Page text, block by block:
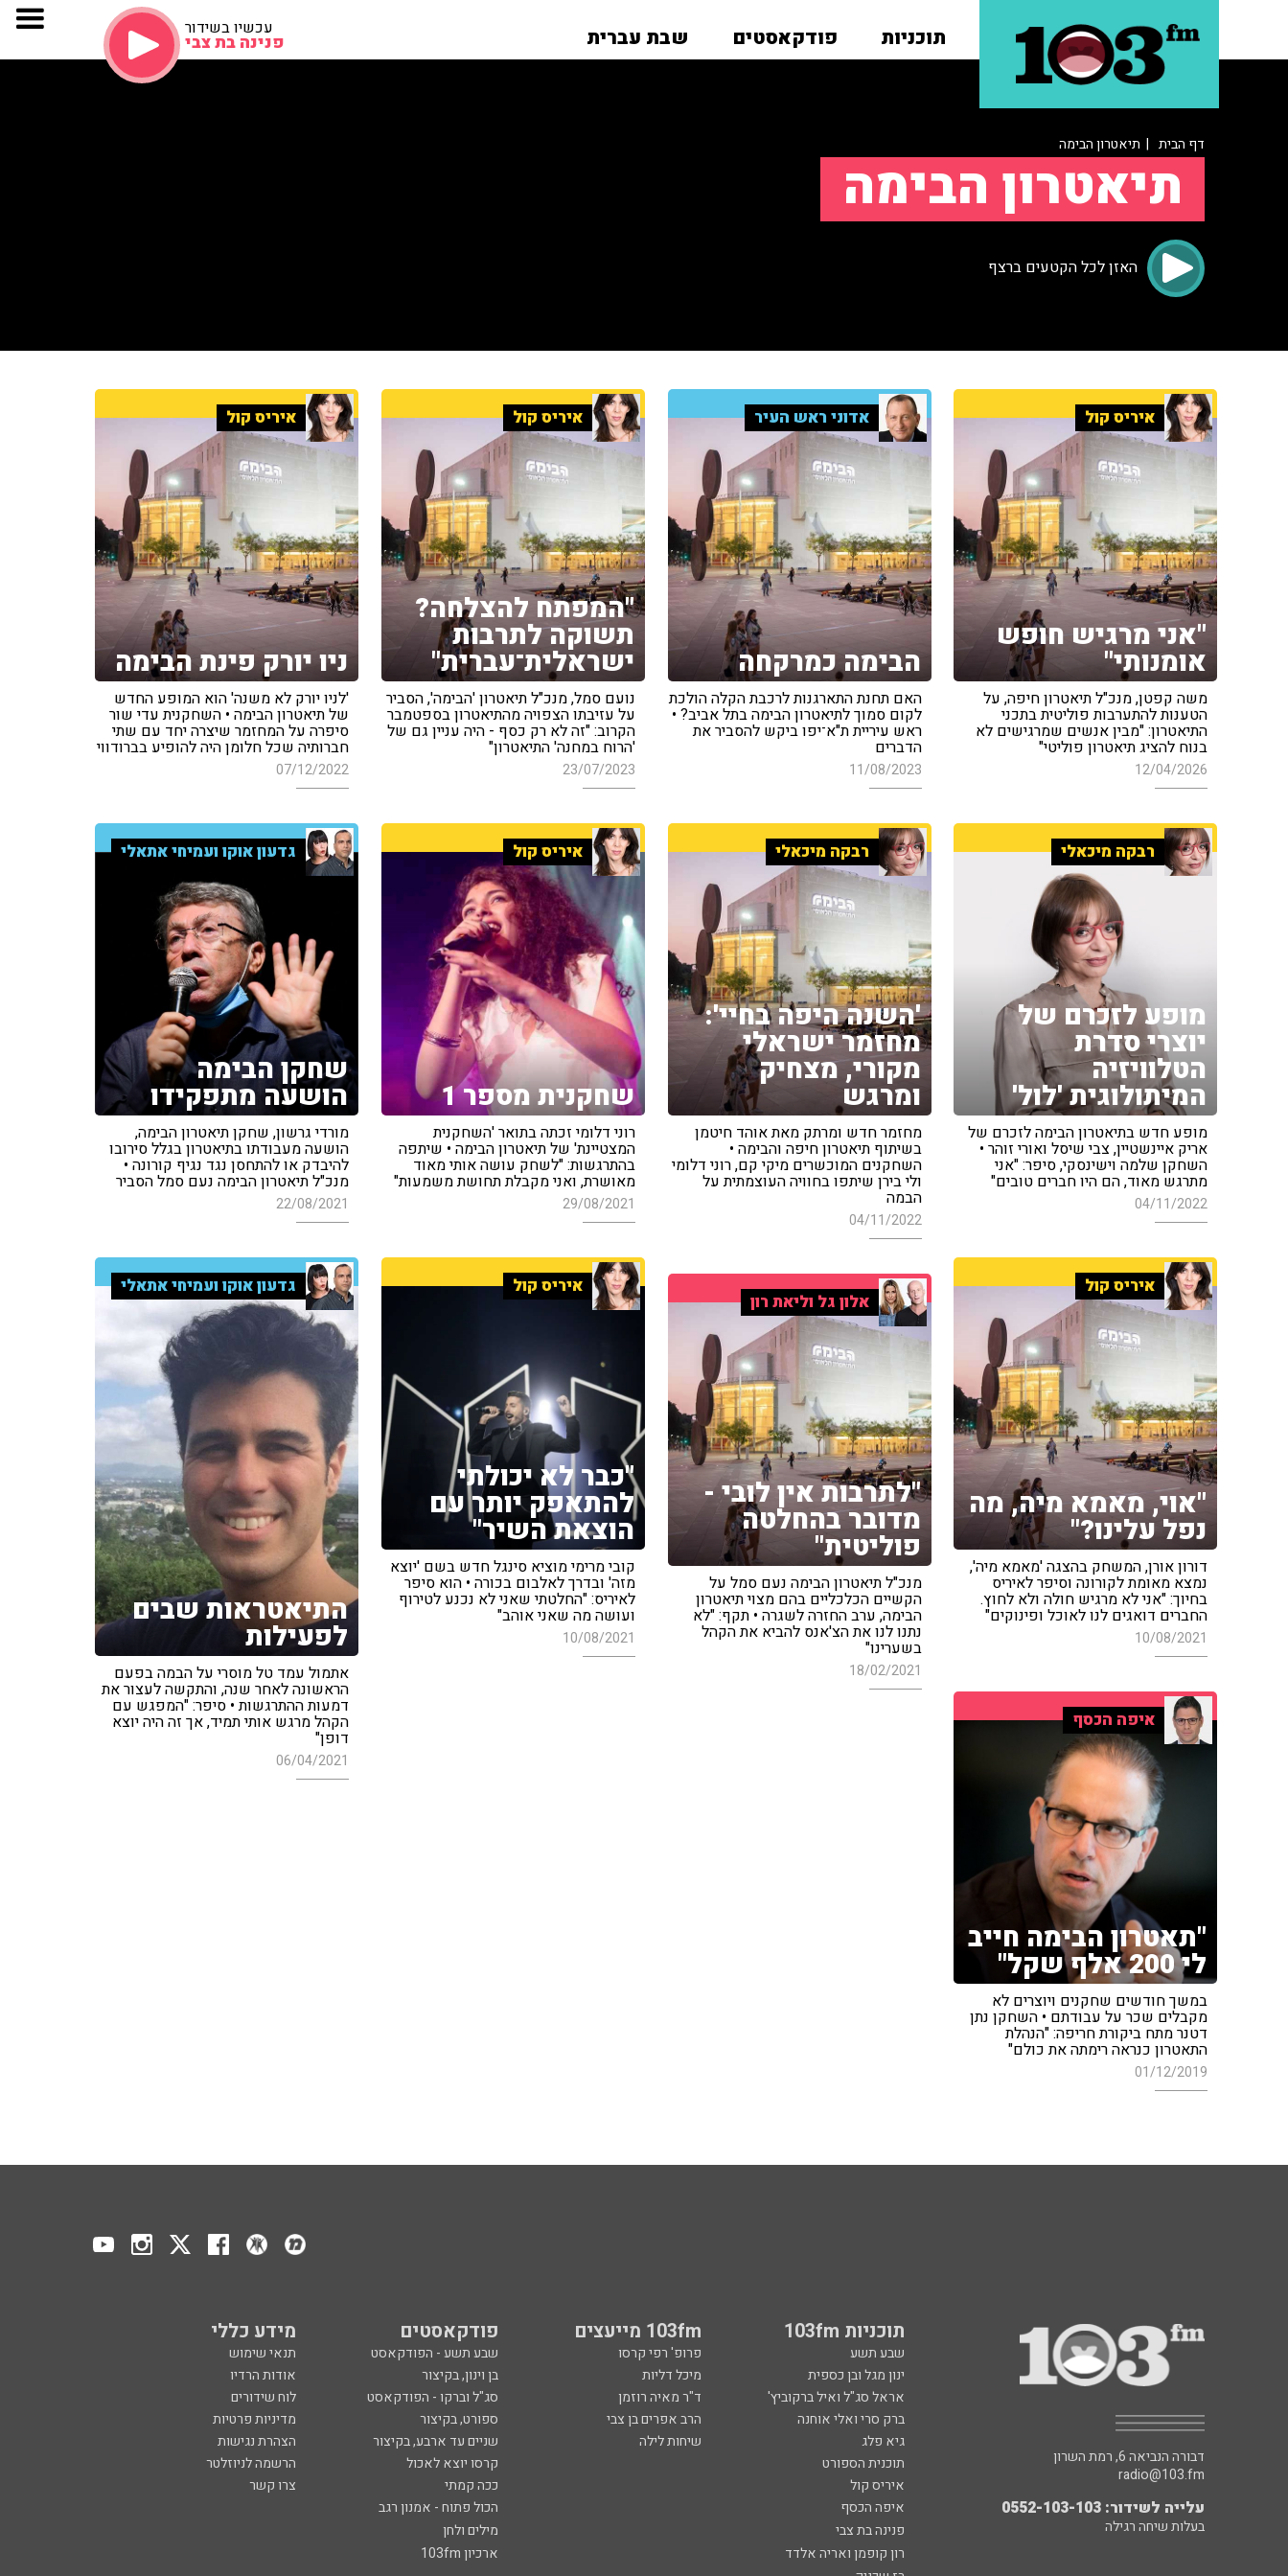
תוכניות פודקאסטים שבת עברית עכשיו בשידור
פנינה בת צבי
דף הבית | תיאטרון הבימה
תיאטרון הבימה
האזן לכל הקטעים ברצף
איריס קול
"אני מרגיש חופש
אומנותי"
משה קפטן, מנכ"ל תיאטרון חיפה, על
הטענות להתערבות פוליטית בתכני
התיאטרון: "מבין אנשים שמרגישים לא
בנוח להציג תיאטרון פוליטי"
12/04/2026
אדוני ראש העיר
הבימה כמרקחה
האם תחנת התארגנות לרכבת הקלה הולכת
לקום סמוך לתיאטרון הבימה בתל אביב? •
ראש עיריית ת"א־יפו ביקש להסביר את
הדברים
11/08/2023
איריס קול
"המפתח להצלחה?
תשוקה לתרבות
ישראלית־עברית"
נועם סמל, מנכ"ל תיאטרון 'הבימה', הסביר
על עזיבתו הצפויה מהתיאטרון בספטמבר
הקרוב: "זה לא רק כסף - היה עניין גם של
'הרוח במחנה' התיאטרון"
23/07/2023
איריס קול
ניו יורק פינת הבימה
'לניו יורק לא משנה' הוא המופע החדש
של תיאטרון הבימה • השחקנית עדי שור
סיפרה על המחזמר שיצרה יחד עם שתי
חברותיה שכל חלומן היה להופיע בברודווי
07/12/2022
רבקה מיכאלי
מופע לזכרם של
יוצרי סדרת
הטלוויזיה
המיתולוגית 'לול'
מופע חדש בתיאטרון הבימה לזכרם של
אריק איינשטיין, צבי שיסל ואורי זוהר •
השחקן שלמה וישינסקי, סיפר: "אני
מתרגש מאוד, הם היו חברים טובים"
04/11/2022
רבקה מיכאלי
'השנה היפה בחיי':
מחזמר ישראלי
מקורי, מצחיק
ומרגש
מחזמר חדש ומרתק מאת אוהד חיטמן
בשיתוף תיאטרון חיפה והבימה •
השחקנים המוכשרים מיקי קם, רוני דלומי
ולי בירן שיתפו בחוויה העוצמתית על
הבמה
04/11/2022
איריס קול
שחקנית מספר 1
רוני דלומי זכתה בתואר 'השחקנית
המצטיינת' של תיאטרון הבימה • שיתפה
בהתרגשות: "לשחק עושה אותי מאוד
מאושרת, ואני מקבלת תחושת משמעות"
29/08/2021
גדעון אוקו ועמיחי אתאלי
שחקן הבימה
הושעה מתפקידו
מורדי גרשון, שחקן תיאטרון הבימה,
הושעה מעבודתו בתיאטרון בגלל סירובו
להיבדק או להתחסן נגד נגיף קורונה •
מנכ"ל תיאטרון הבימה נעם סמל הסביר
22/08/2021
איריס קול
"אוי, מאמא מיה, מה
נפל עלינו?"
דורון אורן, המשחק בהצגה 'מאמא מיה',
נמצא מאומת לקורונה וסיפר לאיריס
בחיוך: "אני לא מרגיש חולה ולא לחוץ.
החברים דואגים לנו לאוכל ופינוקים"
10/08/2021
איריס קול
"כבר לא יכולתי
להתאפק יותר עם
הוצאת השיר"
קובי מרימי מוציא סינגל חדש בשם 'יוצא
מזה' ובדרך לאלבום בכורה • הוא סיפר
לאיריס: "החלטתי שאני לא נכנע לטירוף
ועושה מה שאני אוהב"
10/08/2021
גדעון אוקו ועמיחי אתאלי
התיאטראות שבים
לפעילות
אתמול עמד טל מוסרי על הבמה בפעם
הראשונה לאחר שנה, והתקשה לעצור את
דמעות ההתרגשות • סיפר: "המפגש עם
הקהל מרגש אותי תמיד, אך זה היה יוצא
דופן"
06/04/2021
אלון גל וליאת רון
"לתרבות אין לובי -
מדובר בהחלטה
פוליטית"
מנכ"ל תיאטרון הבימה נעם סמל על
הקשיים הכלכליים בהם מצוי תיאטרון
הבימה, ערב החזרה לשגרה • תקף: "לא
נתנו לנו את הצ'אנס להביא את הקהל
בשערינו"
18/02/2021
איפה הכסף
"תאטרון הבימה חייב
לי 200 אלף שקל"
במשך חודשים שחקנים ויוצרים לא
מקבלים שכר על עבודתם • השחקן נתן
דטנר מתח ביקורת חריפה: "הנהלת
התאטרון כנראה רימתה את כולם"
01/12/2019
תוכניות 103fm 103fm מייעצים פודקאסטים מידע כללי
שבע תשע פרופ' רפי קרסו שבע תשע - הפודקאסט
תנאי שימוש
ינון מגל ובן כספית
מיכל דליות בן וינון, בקיצור
אודות הרדיו
אראל סג"ל ואיל ברקוביץ'
ד"ר מאיה רוזמן סג"ל וברקו - הפודקאסט
לוח שידורים
ברק סרי ואלי אוחנה
הרב אפרים בן צבי ספורט, בקיצור
מדיניות פרטיות
גיא פלג
שיחות לילה שניים עד ארבע, בקיצור
הצהרת נגישות
תוכנית הספורט
קרסו יוצא לאכול
הרשמה לניוזלטר
איריס קול
ככה קמתי
צרו קשר
איפה הכסף
הכול פתוח - אמנון רגב
פנינה בת צבי
מילים ולחן
רון קופמן ואריה אלדד
ארכיון 103fm
דבורה הנביאה 6, רמת השרון
radio@103.fm
עלייה לשידור: 0552-103-103
בעלות שיחה רגילה